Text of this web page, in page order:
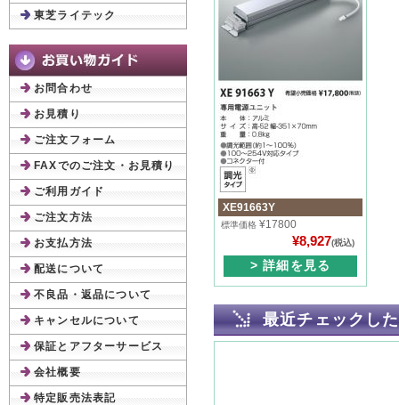
XE91663Y
標準価格 ¥17800
¥8,927(税込)
> 詳細を見る
最近チェックし
東芝ライテック
お問合わせ
お見積り
ご注文フォーム
FAXでのご注文・お見積り
ご利用ガイド
ご注文方法
お支払方法
配送について
不良品・返品について
キャンセルについて
保証とアフターサービス
会社概要
特定販売法表記